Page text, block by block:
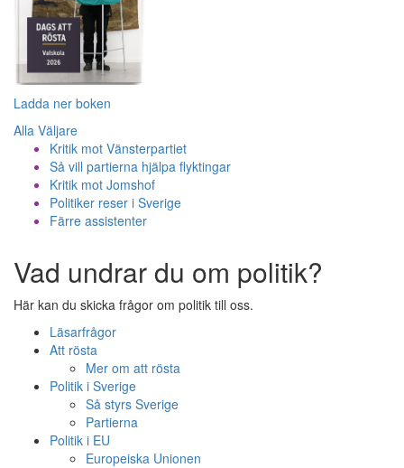
Ladda ner boken
Alla Väljare
Kritik mot Vänsterpartiet
Så vill partierna hjälpa flyktingar
Kritik mot Jomshof
Politiker reser i Sverige
Färre assistenter
Vad undrar du om politik?
Här kan du skicka frågor om politik till oss.
Läsarfrågor
Att rösta
Mer om att rösta
Politik i Sverige
Så styrs Sverige
Partierna
Politik i EU
Europeiska Unionen